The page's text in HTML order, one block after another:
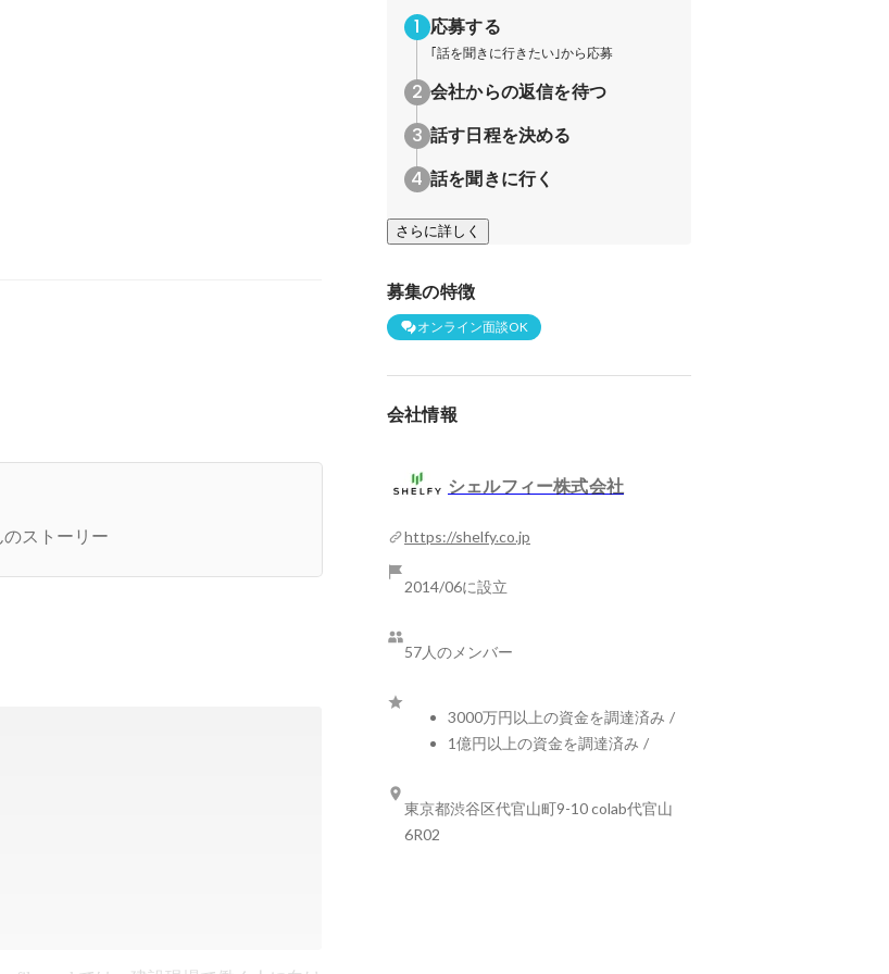
ィーに入社した理由
ストーリー
応募する
｢話を聞きに行きたい｣から応募
会社からの返信を待つ
話す日程を決める
話を聞きに行く
さらに詳しく
募集の特徴
オンライン面談OK
会社情報
シェルフィー株式会社
https://shelfy.co.jp
2014/06に設立
57人のメンバー
3000万円以上の資金を調達済み /
1億円以上の資金を調達済み /
東京都渋谷区代官山町9-10 colab代官山
6R02